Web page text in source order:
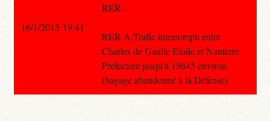
RER.
RER A:Trafic interrompu entre
Charles de Gaulle Etoile et Nanterre
Préfecture jusqu'à 19h45 environ
(bagage abandonné à la Défense)
16/1/2015 19:41